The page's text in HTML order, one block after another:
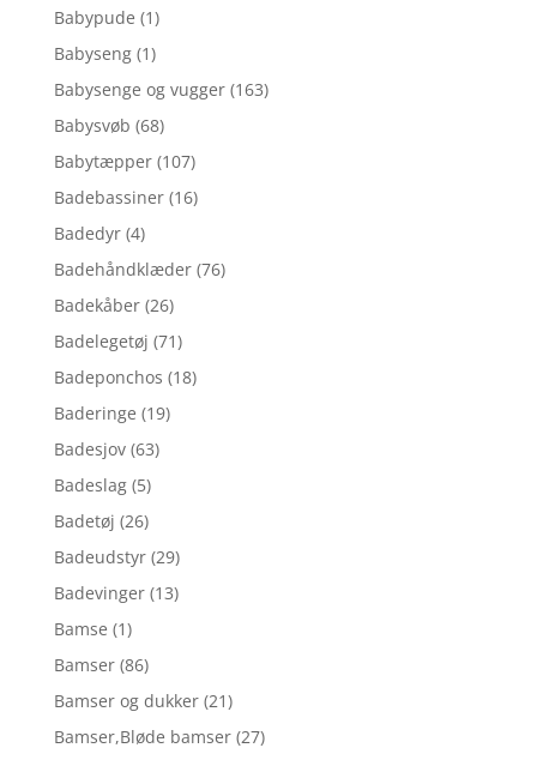
Babypude (1)
Babyseng (1)
Babysenge og vugger (163)
Babysvøb (68)
Babytæpper (107)
Badebassiner (16)
Badedyr (4)
Badehåndklæder (76)
Badekåber (26)
Badelegetøj (71)
Badeponchos (18)
Baderinge (19)
Badesjov (63)
Badeslag (5)
Badetøj (26)
Badeudstyr (29)
Badevinger (13)
Bamse (1)
Bamser (86)
Bamser og dukker (21)
Bamser,Bløde bamser (27)